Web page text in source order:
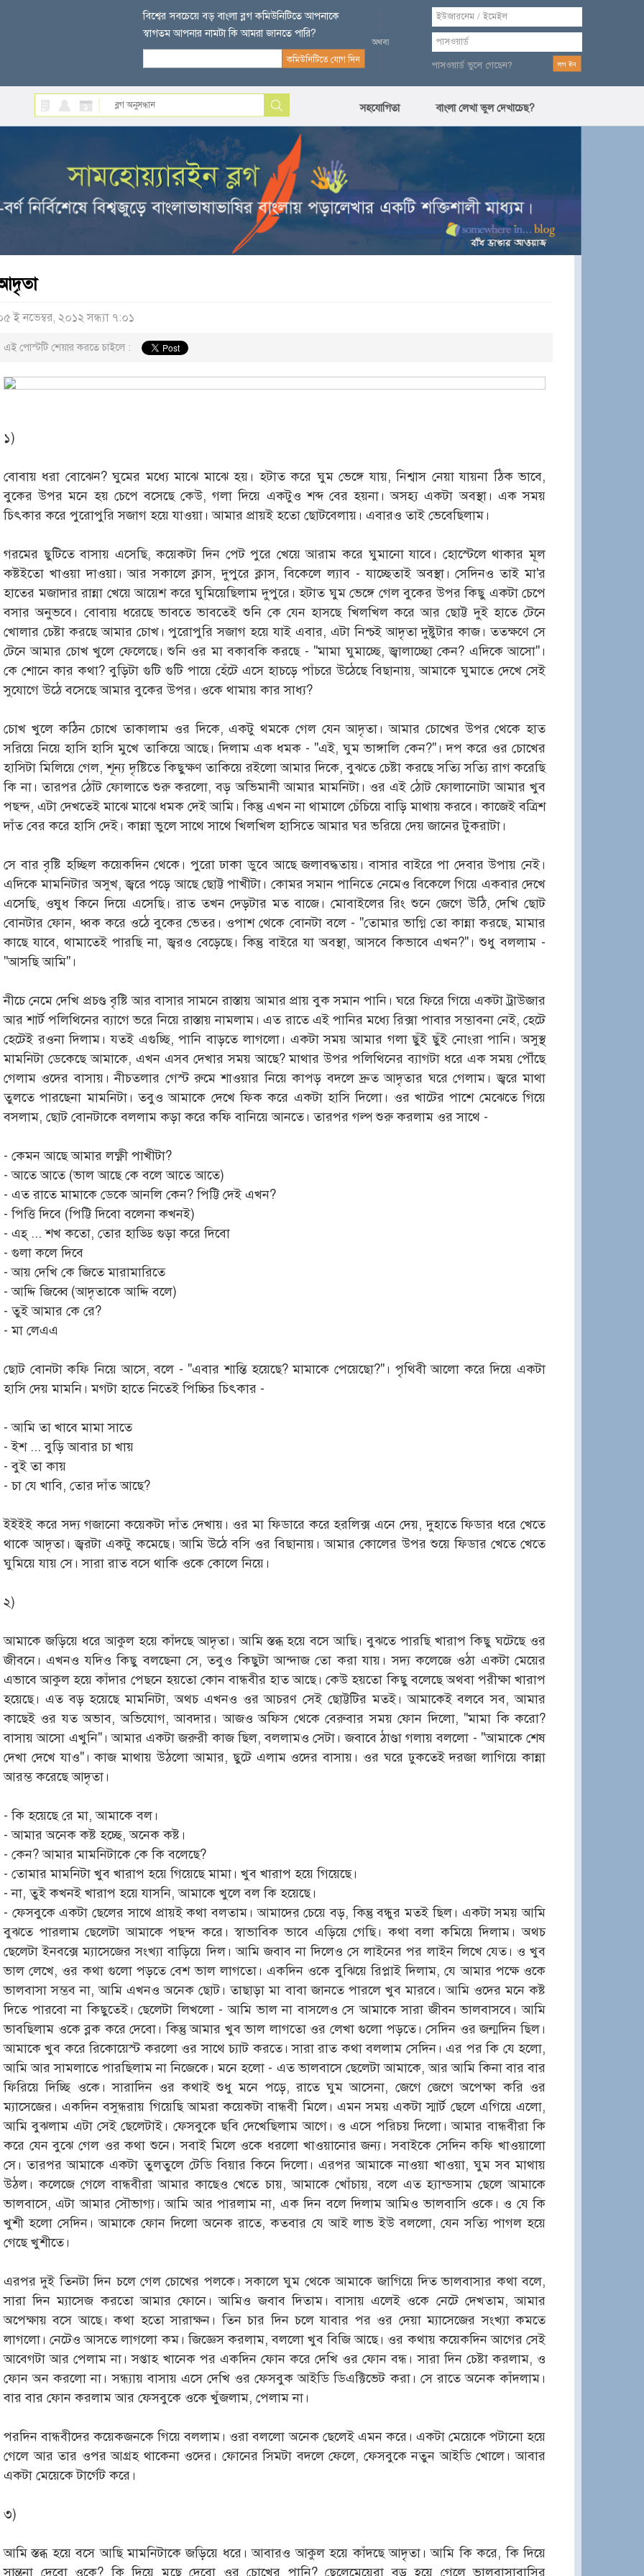
বিশ্বের সবচেয়ে বড় বাংলা ব্লগ কমিউনিটিতে আপনাকে
স্বাগতম আপনার নামটা কি আমরা জানতে পারি?
পাসওয়ার্ড ভুলে গেছেন?
সহযোগিতা বাংলা লেখা ভুল দেখাচেছ?
ই নভেম্বর, ২০১২ সন্ধ্যা ৭:০১
এই পোস্টটি শেয়ার করতে চাইলে :
১)
বোবায় ধরা বোঝেন? ঘুমের মধ্যে মাঝে মাঝে হয়। হটাত করে ঘুম ভেঙ্গে যায়, নিশ্বাস নেয়া যায়না ঠিক ভাবে,
বুকের উপর মনে হয় চেপে বসেছে কেউ, গলা দিয়ে একটুও শব্দ বের হয়না। অসহ্য একটা অবস্থা। এক সময়
চিৎকার করে পুরোপুরি সজাগ হয়ে যাওয়া। আমার প্রায়ই হতো ছোটবেলায়। এবারও তাই ভেবেছিলাম।
গরমের ছুটিতে বাসায় এসেছি, কয়েকটা দিন পেট পুরে খেয়ে আরাম করে ঘুমানো যাবে। হোস্টেলে থাকার মূল
কষ্টইতো খাওয়া দাওয়া। আর সকালে ক্লাস, দুপুরে ক্লাস, বিকেলে ল্যাব - যাচ্ছেতাই অবস্থা। সেদিনও তাই মা'র
হাতের মজাদার রান্না খেয়ে আয়েশ করে ঘুমিয়েছিলাম দুপুরে। হটাত ঘুম ভেঙ্গে গেল বুকের উপর কিছু একটা চেপে
বসার অনুভবে। বোবায় ধরেছে ভাবতে ভাবতেই শুনি কে যেন হাসছে খিলখিল করে আর ছোট্ট দুই হাতে টেনে
খোলার চেষ্টা করছে আমার চোখ। পুরোপুরি সজাগ হয়ে যাই এবার, এটা নিশ্চই আদৃতা দুষ্টুটার কাজ। ততক্ষণে সে
টেনে আমার চোখ খুলে ফেলেছে। শুনি ওর মা বকাবকি করছে - "মামা ঘুমাচ্ছে, জ্বালাচ্ছো কেন? এদিকে আসো"।
কে শোনে কার কথা? বুড়িটা গুটি গুটি পায়ে হেঁটে এসে হাচড়ে পাঁচরে উঠেছে বিছানায়, আমাকে ঘুমাতে দেখে সেই
সুযোগে উঠে বসেছে আমার বুকের উপর। ওকে থামায় কার সাধ্য?
চোখ খুলে কঠিন চোখে তাকালাম ওর দিকে, একটু থমকে গেল যেন আদৃতা। আমার চোখের উপর থেকে হাত
সরিয়ে নিয়ে হাসি হাসি মুখে তাকিয়ে আছে। দিলাম এক ধমক - "এই, ঘুম ভাঙ্গালি কেন?"। দপ করে ওর চোখের
হাসিটা মিলিয়ে গেল, শূন্য দৃষ্টিতে কিছুক্ষণ তাকিয়ে রইলো আমার দিকে, বুঝতে চেষ্টা করছে সত্যি সত্যি রাগ করেছি
কি না। তারপর ঠোঁট ফোলাতে শুরু করলো, বড় অভিমানী আমার মামনিটা। ওর এই ঠোট ফোলানোটা আমার খুব
পছন্দ, এটা দেখতেই মাঝে মাঝে ধমক দেই আমি। কিন্তু এখন না থামালে চেঁচিয়ে বাড়ি মাথায় করবে। কাজেই বত্রিশ
দাঁত বের করে হাসি দেই। কান্না ভুলে সাথে সাথে খিলখিল হাসিতে আমার ঘর ভরিয়ে দেয় জানের টুকরাটা।
সে বার বৃষ্টি হচ্ছিল কয়েকদিন থেকে। পুরো ঢাকা ডুবে আছে জলাবদ্ধতায়। বাসার বাইরে পা দেবার উপায় নেই।
এদিকে মামনিটার অসুখ, জ্বরে পড়ে আছে ছোট্ট পাখীটা। কোমর সমান পানিতে নেমেও বিকেলে গিয়ে একবার দেখে
এসেছি, ওষুধ কিনে দিয়ে এসেছি। রাত তখন দেড়টার মত বাজে। মোবাইলের রিং শুনে জেগে উঠি, দেখি ছোট
বোনটার ফোন, ধ্বক করে ওঠে বুকের ভেতর। ওপাশ থেকে বোনটা বলে - "তোমার ভাগ্নি তো কান্না করছে, মামার
কাছে যাবে, থামাতেই পারছি না, জ্বরও বেড়েছে। কিন্তু বাইরে যা অবস্থা, আসবে কিভাবে এখন?"। শুধু বললাম -
"আসছি আমি"।
নীচে নেমে দেখি প্রচণ্ড বৃষ্টি আর বাসার সামনে রাস্তায় আমার প্রায় বুক সমান পানি। ঘরে ফিরে গিয়ে একটা ট্রাউজার
আর শার্ট পলিথিনের ব্যাগে ভরে নিয়ে রাস্তায় নামলাম। এত রাতে এই পানির মধ্যে রিক্সা পাবার সম্ভাবনা নেই, হেটে
হেটেই রওনা দিলাম। যতই এগুচ্ছি, পানি বাড়তে লাগলো। একটা সময় আমার গলা ছুঁই ছুঁই নোংরা পানি। অসুস্থ
মামনিটা ডেকেছে আমাকে, এখন এসব দেখার সময় আছে? মাথার উপর পলিথিনের ব্যাগটা ধরে এক সময় পৌঁছে
গেলাম ওদের বাসায়। নীচতলার গেস্ট রুমে শাওয়ার নিয়ে কাপড় বদলে দ্রুত আদৃতার ঘরে গেলাম। জ্বরে মাথা
তুলতে পারছেনা মামনিটা। তবুও আমাকে দেখে ফিক করে একটা হাসি দিলো। ওর খাটের পাশে মেঝেতে গিয়ে
বসলাম, ছোট বোনটাকে বললাম কড়া করে কফি বানিয়ে আনতে। তারপর গল্প শুরু করলাম ওর সাথে -
- কেমন আছে আমার লক্ষ্ণী পাখীটা?
- আতে আতে (ভাল আছে কে বলে আতে আতে)
- এত রাতে মামাকে ডেকে আনলি কেন? পিট্টি দেই এখন?
- পিত্তি দিবে (পিট্টি দিবো বলেনা কখনই)
- এহ্‌ ... শখ কতো, তোর হাড্ডি গুড়া করে দিবো
- গুলা কলে দিবে
- আয় দেখি কে জিতে মারামারিতে
- আদ্দি জিব্বে (আদৃতাকে আদ্দি বলে)
- তুই আমার কে রে?
- মা লেএএ
ছোট বোনটা কফি নিয়ে আসে, বলে - "এবার শান্তি হয়েছে? মামাকে পেয়েছো?"। পৃথিবী আলো করে দিয়ে একটা
হাসি দেয় মামনি। মগটা হাতে নিতেই পিচ্চির চিৎকার -
- আমি তা খাবে মামা সাতে
- ইশ ... বুড়ি আবার চা খায়
- বুই তা কায়
- চা যে খাবি, তোর দাঁত আছে?
ইইইই করে সদ্য গজানো কয়েকটা দাঁত দেখায়। ওর মা ফিডারে করে হরলিক্স এনে দেয়, দুহাতে ফিডার ধরে খেতে
থাকে আদৃতা। জ্বরটা একটু কমেছে। আমি উঠে বসি ওর বিছানায়। আমার কোলের উপর শুয়ে ফিডার খেতে খেতে
ঘুমিয়ে যায় সে। সারা রাত বসে থাকি ওকে কোলে নিয়ে।
২)
আমাকে জড়িয়ে ধরে আকুল হয়ে কাঁদছে আদৃতা। আমি স্তব্ধ হয়ে বসে আছি। বুঝতে পারছি খারাপ কিছু ঘটেছে ওর
জীবনে। এখনও যদিও কিছু বলছেনা সে, তবুও কিছুটা আন্দাজ তো করা যায়। সদ্য কলেজে ওঠা একটা মেয়ের
এভাবে আকুল হয়ে কাঁদার পেছনে হয়তো কোন বান্ধবীর হাত আছে। কেউ হয়তো কিছু বলেছে অথবা পরীক্ষা খারাপ
হয়েছে। এত বড় হয়েছে মামনিটা, অথচ এখনও ওর আচরণ সেই ছোট্টটির মতই। আমাকেই বলবে সব, আমার
কাছেই ওর যত অভাব, অভিযোগ, আবদার। আজও অফিস থেকে বেরুবার সময় ফোন দিলো, "মামা কি করো?
বাসায় আসো এখুনি"। আমার একটা জরুরী কাজ ছিল, বললামও সেটা। জবাবে ঠাণ্ডা গলায় বললো - "আমাকে শেষ
দেখা দেখে যাও"। কাজ মাথায় উঠলো আমার, ছুটে এলাম ওদের বাসায়। ওর ঘরে ঢুকতেই দরজা লাগিয়ে কান্না
আরম্ভ করেছে আদৃতা।
- কি হয়েছে রে মা, আমাকে বল।
- আমার অনেক কষ্ট হচ্ছে, অনেক কষ্ট।
- কেন? আমার মামনিটাকে কে কি বলেছে?
- তোমার মামনিটা খুব খারাপ হয়ে গিয়েছে মামা। খুব খারাপ হয়ে গিয়েছে।
- না, তুই কখনই খারাপ হয়ে যাসনি, আমাকে খুলে বল কি হয়েছে।
- ফেসবুকে একটা ছেলের সাথে প্রায়ই কথা বলতাম। আমাদের চেয়ে বড়, কিন্তু বন্ধুর মতই ছিল। একটা সময় আমি
বুঝতে পারলাম ছেলেটা আমাকে পছন্দ করে। স্বাভাবিক ভাবে এড়িয়ে গেছি। কথা বলা কমিয়ে দিলাম। অথচ
ছেলেটা ইনবক্সে ম্যাসেজের সংখ্যা বাড়িয়ে দিল। আমি জবাব না দিলেও সে লাইনের পর লাইন লিখে যেত। ও খুব
ভাল লেখে, ওর কথা গুলো পড়তে বেশ ভাল লাগতো। একদিন ওকে বুঝিয়ে রিপ্লাই দিলাম, যে আমার পক্ষে ওকে
ভালবাসা সম্ভব না, আমি এখনও অনেক ছোট। তাছাড়া মা বাবা জানতে পারলে খুব মারবে। আমি ওদের মনে কষ্ট
দিতে পারবো না কিছুতেই। ছেলেটা লিখলো - আমি ভাল না বাসলেও সে আমাকে সারা জীবন ভালবাসবে। আমি
ভাবছিলাম ওকে ব্লক করে দেবো। কিন্তু আমার খুব ভাল লাগতো ওর লেখা গুলো পড়তে। সেদিন ওর জন্মদিন ছিল।
আমাকে খুব করে রিকোয়েস্ট করলো ওর সাথে চ্যাট করতে। সারা রাত কথা বললাম সেদিন। এর পর কি যে হলো,
আমি আর সামলাতে পারছিলাম না নিজেকে। মনে হলো - এত ভালবাসে ছেলেটা আমাকে, আর আমি কিনা বার বার
ফিরিয়ে দিচ্ছি ওকে। সারাদিন ওর কথাই শুধু মনে পড়ে, রাতে ঘুম আসেনা, জেগে জেগে অপেক্ষা করি ওর
ম্যাসেজের। একদিন বসুন্ধরায় গিয়েছি আমরা কয়েকটা বান্ধবী মিলে। এমন সময় একটা স্মার্ট ছেলে এগিয়ে এলো,
আমি বুঝলাম এটা সেই ছেলেটাই। ফেসবুকে ছবি দেখেছিলাম আগে। ও এসে পরিচয় দিলো। আমার বান্ধবীরা কি
করে যেন বুঝে গেল ওর কথা শুনে। সবাই মিলে ওকে ধরলো খাওয়ানোর জন্য। সবাইকে সেদিন কফি খাওয়ালো
সে। তারপর আমাকে একটা তুলতুলে টেডি বিয়ার কিনে দিলো। এরপর আমাকে নাওয়া খাওয়া, ঘুম সব মাথায়
উঠল। কলেজে গেলে বান্ধবীরা আমার কাছেও খেতে চায়, আমাকে খোঁচায়, বলে এত হ্যান্ডসাম ছেলে আমাকে
ভালবাসে, এটা আমার সৌভাগ্য। আমি আর পারলাম না, এক দিন বলে দিলাম আমিও ভালবাসি ওকে। ও যে কি
খুশী হলো সেদিন। আমাকে ফোন দিলো অনেক রাতে, কতবার যে আই লাভ ইউ বললো, যেন সত্যি পাগল হয়ে
গেছে খুশীতে।
এরপর দুই তিনটা দিন চলে গেল চোখের পলকে। সকালে ঘুম থেকে আমাকে জাগিয়ে দিত ভালবাসার কথা বলে,
সারা দিন ম্যাসেজ করতো আমার ফোনে। আমিও জবাব দিতাম। বাসায় এলেই ওকে নেটে দেখতাম, আমার
অপেক্ষায় বসে আছে। কথা হতো সারাক্ষন। তিন চার দিন চলে যাবার পর ওর দেয়া ম্যাসেজের সংখ্যা কমতে
লাগলো। নেটেও আসতে লাগলো কম। জিজ্ঞেস করলাম, বললো খুব বিজি আছে। ওর কথায় কয়েকদিন আগের সেই
আবেগটা আর পেলাম না। সপ্তাহ খানেক পর একদিন ফোন করে দেখি ওর ফোন বন্ধ। সারা দিন চেষ্টা করলাম, ও
ফোন অন করলো না। সন্ধ্যায় বাসায় এসে দেখি ওর ফেসবুক আইডি ডিএক্টিভেট করা। সে রাতে অনেক কাঁদলাম।
বার বার ফোন করলাম আর ফেসবুকে ওকে খুঁজলাম, পেলাম না।
পরদিন বান্ধবীদের কয়েকজনকে গিয়ে বললাম। ওরা বললো অনেক ছেলেই এমন করে। একটা মেয়েকে পটানো হয়ে
গেলে আর তার ওপর আগ্রহ থাকেনা ওদের। ফোনের সিমটা বদলে ফেলে, ফেসবুকে নতুন আইডি খোলে। আবার
একটা মেয়েকে টার্গেট করে।
৩)
আমি স্তব্ধ হয়ে বসে আছি মামনিটাকে জড়িয়ে ধরে। আবারও আকুল হয়ে কাঁদছে আদৃতা। আমি কি করে, কি দিয়ে
সান্ত্বনা দেবো ওকে? কি দিয়ে মুছে দেবো ওর চোখের পানি? ছেলেমেয়েরা বড় হয়ে গেলে ভালবাসাবাসির